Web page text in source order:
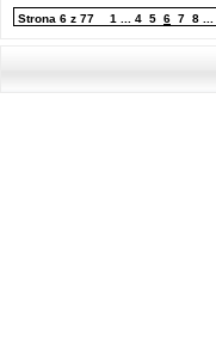
Strona 6 z 77 1 ... 4 5 6 7 8 ...